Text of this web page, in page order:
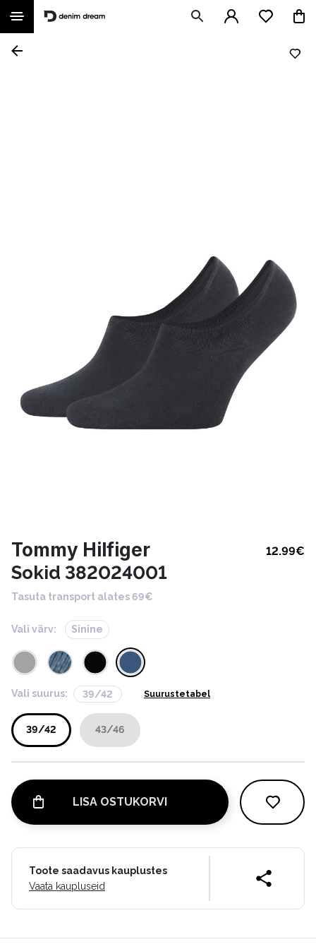
Tommy Hilfiger 12.99€
Sokid 382024001
Tasuta transport alates 69€
Vali värv: Sinine
Vali suurus: 39/42 Suurustetabel
39/42 43/46
LISA OSTUKORVI
Toote saadavus kauplustes
Vaata kaupluseid